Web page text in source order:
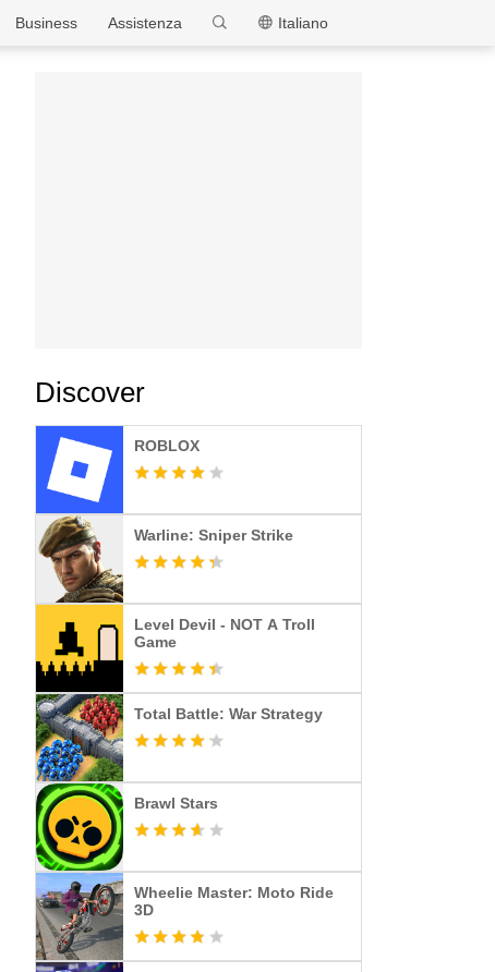
MEmu
Italiano
Assistenza
Business
Discover
ROBLOX
Warline: Sniper Strike
Level Devil - NOT A Troll
Game
Total Battle: War Strategy
Brawl Stars
Wheelie Master: Moto Ride
3D